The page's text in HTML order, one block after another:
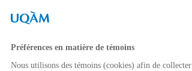
Préférences en matière de témoins
Nous utilisons des témoins (cookies) afin de